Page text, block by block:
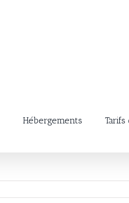
Hébergements Tarifs